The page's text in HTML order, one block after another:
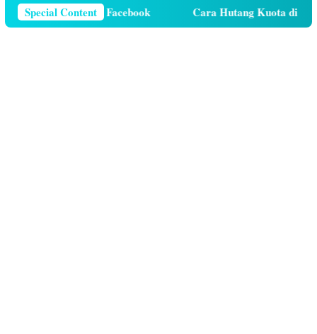
Special Content
Telepon Di Facebook Cara Hutang Kuota di Telkomsel